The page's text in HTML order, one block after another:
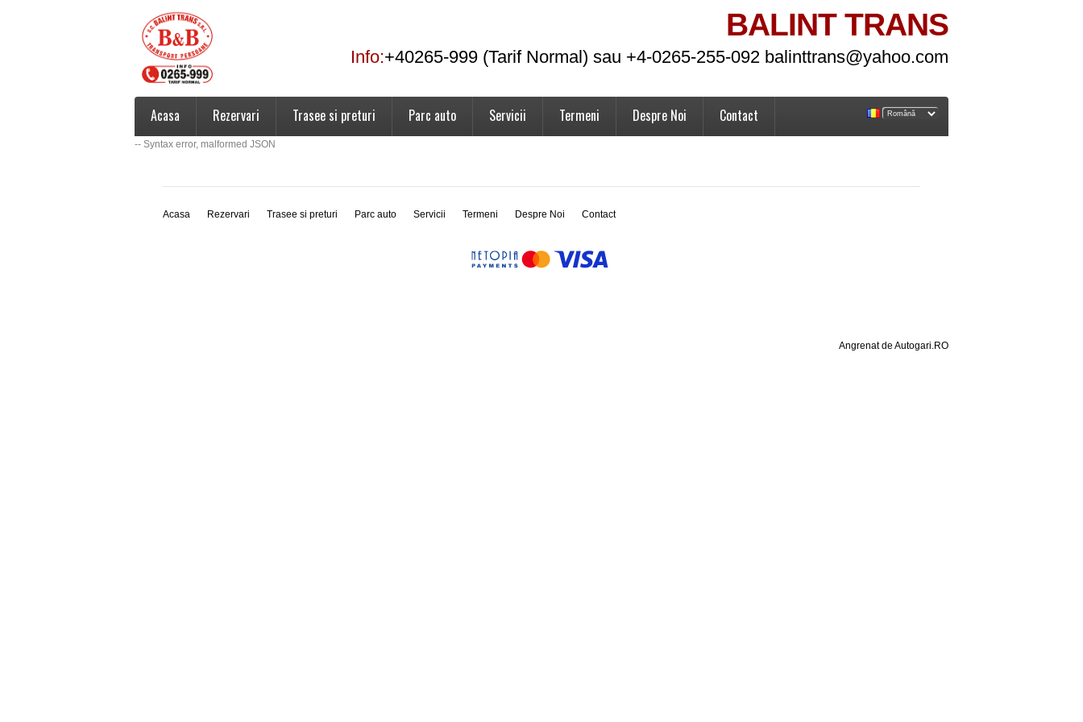
BALINT TRANS
Info:+40265-999 (Tarif Normal) sau +4-0265-255-092 balinttrans@yahoo.com
Acasa Rezervari Trasee si preturi Parc auto Servicii Termeni Despre Noi Contact
-- Syntax error, malformed JSON
Acasa Rezervari Trasee si preturi Parc auto Servicii Termeni Despre Noi Contact
Angrenat de Autogari.RO